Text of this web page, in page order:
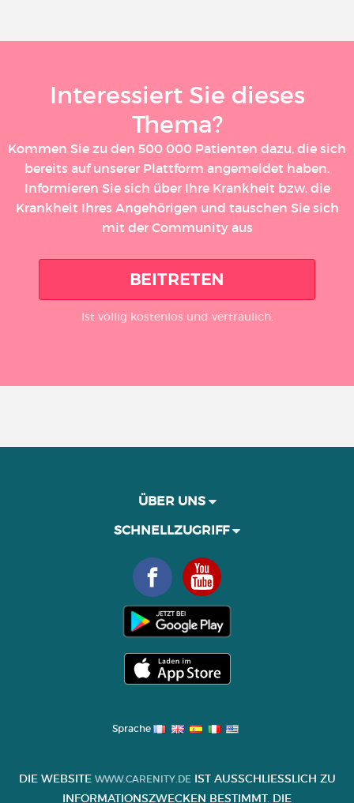
Interessiert Sie dieses
Thema?
Kommen Sie zu den 500 000 Patienten dazu, die sich
bereits auf unserer Plattform angemeldet haben.
Informieren Sie sich über Ihre Krankheit bzw. die
Krankheit Ihres Angehörigen und tauschen Sie sich
mit der Community aus
BEITRETEN
Ist völlig kostenlos und vertraulich.
ÜBER UNS
SCHNELLZUGRIFF
Sprache
DIE WEBSITE WWW.CARENITY.DEIST AUSSCHLIESSLICH ZU I
NFORMATIONSZWECKEN BESTIMMT. DIE I